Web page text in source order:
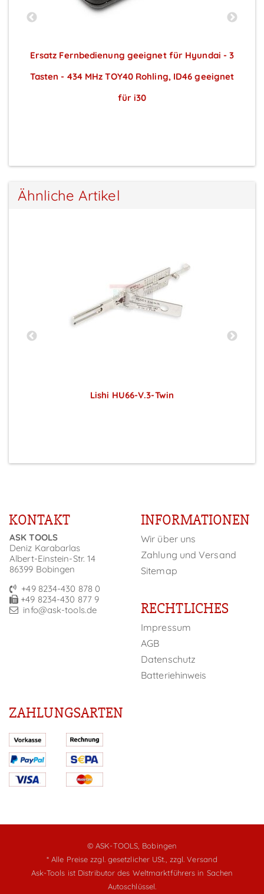
Ersatz Fernbedienung geeignet für Hyundai - 3
Tasten - 434 MHz TOY40 Rohling, ID46 geeignet
für i30
Ähnliche Artikel
Lishi HU66-V.3-Twin
KONTAKT
ASK TOOLS
Deniz Karabarlas
Albert-Einstein-Str. 14
86399 Bobingen
+49 8234-430 878 0
+49 8234-430 877 9
info@ask-tools.de
INFORMATIONEN
Wir über uns
Zahlung und Versand
Sitemap
RECHTLICHES
Impressum
AGB
Datenschutz
Batteriehinweis
ZAHLUNGSARTEN
© ASK-TOOLS, Bobingen
* Alle Preise zzgl. gesetzlicher USt., zzgl. Versand
Ask-Tools ist Distributor des Weltmarktführers in Sachen
Autoschlüssel.